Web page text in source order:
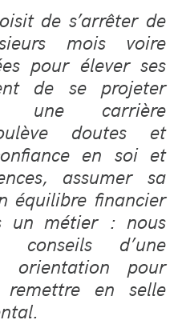
de s’arrêter de
mois voire
es pour élever ses
de se projeter
une carrière
ève doutes et
en soi et
assumer sa
équilibre financier
un métier : nous
conseils d’une
orientation pour
remettre en selle